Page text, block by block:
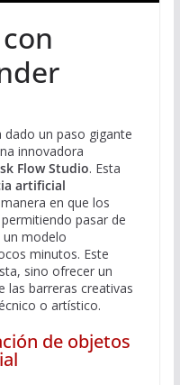
dado un paso gigante
innovadora
Flow Studio. Esta
artificial
en que los
pasar de
modelo
minutos. Este
sino ofrecer un
las barreras creativas
o artístico.
de objetos